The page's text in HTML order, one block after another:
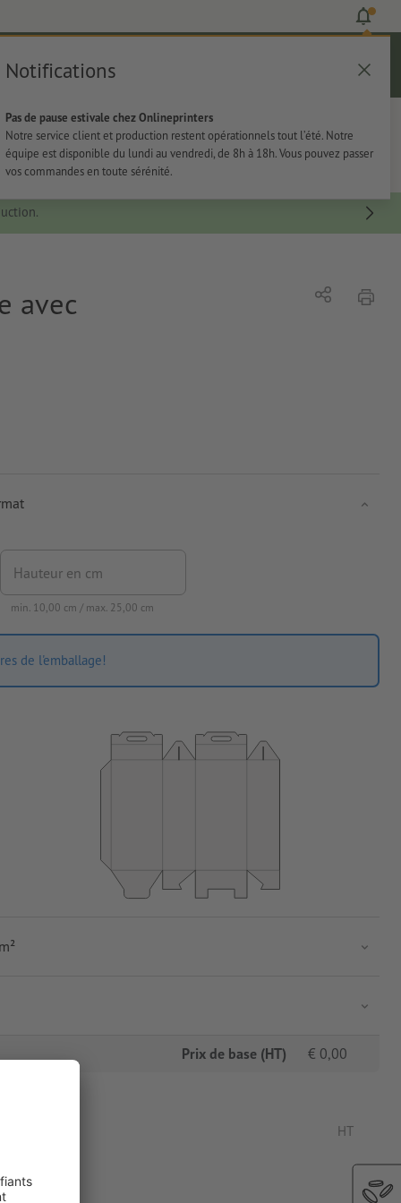
Notifications
Pas de pause estivale chez Onlineprinters
Notre service client et production restent opérationnels tout l’été. Notre
équipe est disponible du lundi au vendredi, de 8h à 18h. Vous pouvez passer
vos commandes en toute sérénité.
Panier
Papeterie Autocollants
avec
Partager
Hauteur en cm
min. 10,00 cm / max. 25,00 cm
de l'emballage!
Prix de base (HT) € 0,00
HT